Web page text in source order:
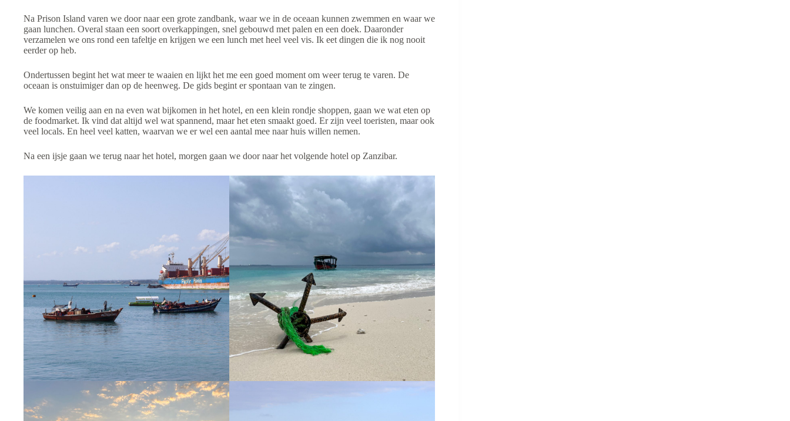
Na Prison Island varen we door naar een grote zandbank, waar we in de oceaan kunnen zwemmen en waar we
gaan lunchen. Overal staan een soort overkappingen, snel gebouwd met palen en een doek. Daaronder
verzamelen we ons rond een tafeltje en krijgen we een lunch met heel veel vis. Ik eet dingen die ik nog nooit
eerder op heb.
Ondertussen begint het wat meer te waaien en lijkt het me een goed moment om weer terug te varen. De
oceaan is onstuimiger dan op de heenweg. De gids begint er spontaan van te zingen.
We komen veilig aan en na even wat bijkomen in het hotel, en een klein rondje shoppen, gaan we wat eten op
de foodmarket. Ik vind dat altijd wel wat spannend, maar het eten smaakt goed. Er zijn veel toeristen, maar ook
veel locals. En heel veel katten, waarvan we er wel een aantal mee naar huis willen nemen.
Na een ijsje gaan we terug naar het hotel, morgen gaan we door naar het volgende hotel op Zanzibar.